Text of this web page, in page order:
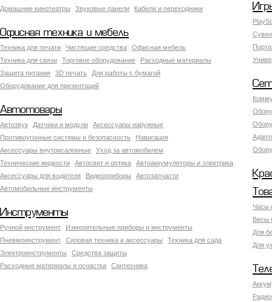
Домашние кинотеатры
Звуковые панели Кабели и переходники
Офисная техника и мебель
Техника для печати Чистящие средства
Офисная мебель
Техника для связи
Торговое оборудование
Расходные материалы
Защита питания
3D печать
Для работы с бумагой
Оборудование для презентаций
Автотовары
Автозвук Датчики и модули
Аксессуары наружные
Противоугонные системы и безопасность
Навигация
Аксесcуары внутрисалонные
Уход за автомобилем
Технические жидкости
Автосвет и оптика
Автоаккумуляторы и электрика
Аксессуары для водителя
Видеоприборы
Автозапчасти
Автомобильные инструменты
Часы
Весы
Для
Для
Инструменты
Ручной инструмент
Измерительные приборы и инструменты
Пневмоинструмент
Силовая техника и аксессуары
Техника для сада
Электроинструменты
Средства защиты
Расходные материалы и оснастка
Сантехника